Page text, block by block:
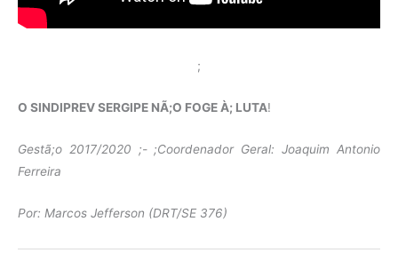
;
O SINDIPREV SERGIPE NÃ;O FOGE À; LUTA!
Gestã;o 2017/2020 ;- ;Coordenador Geral: Joaquim Antonio
Ferreira
Por: Marcos Jefferson (DRT/SE 376)